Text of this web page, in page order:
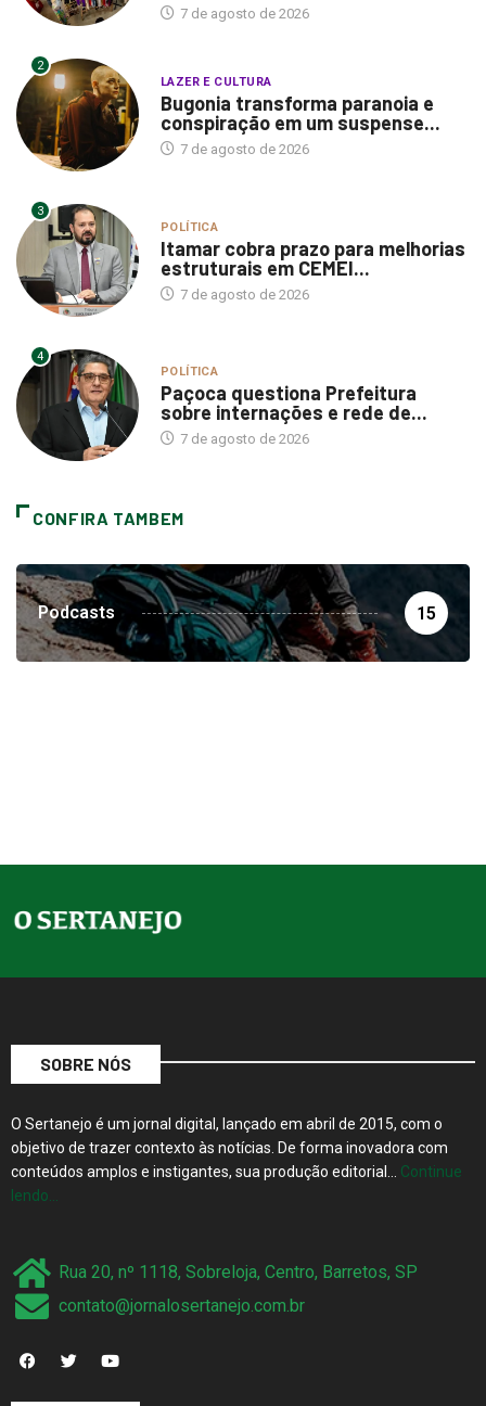
7 de agosto de 2026
2
LAZER E CULTURA
Bugonia transforma paranoia e
conspiração em um suspense...
7 de agosto de 2026
3
POLÍTICA
Itamar cobra prazo para melhorias
estruturais em CEMEI...
7 de agosto de 2026
4
POLÍTICA
Paçoca questiona Prefeitura
sobre internações e rede de...
7 de agosto de 2026
CONFIRA TAMBEM
Podcasts 15
SOBRE NÓS
O Sertanejo é um jornal digital, lançado em abril de 2015, com o
objetivo de trazer contexto às notícias. De forma inovadora com
conteúdos amplos e instigantes, sua produção editorial… Continue
lendo…
Rua 20, nº 1118, Sobreloja, Centro, Barretos, SP
contato@jornalosertanejo.com.br